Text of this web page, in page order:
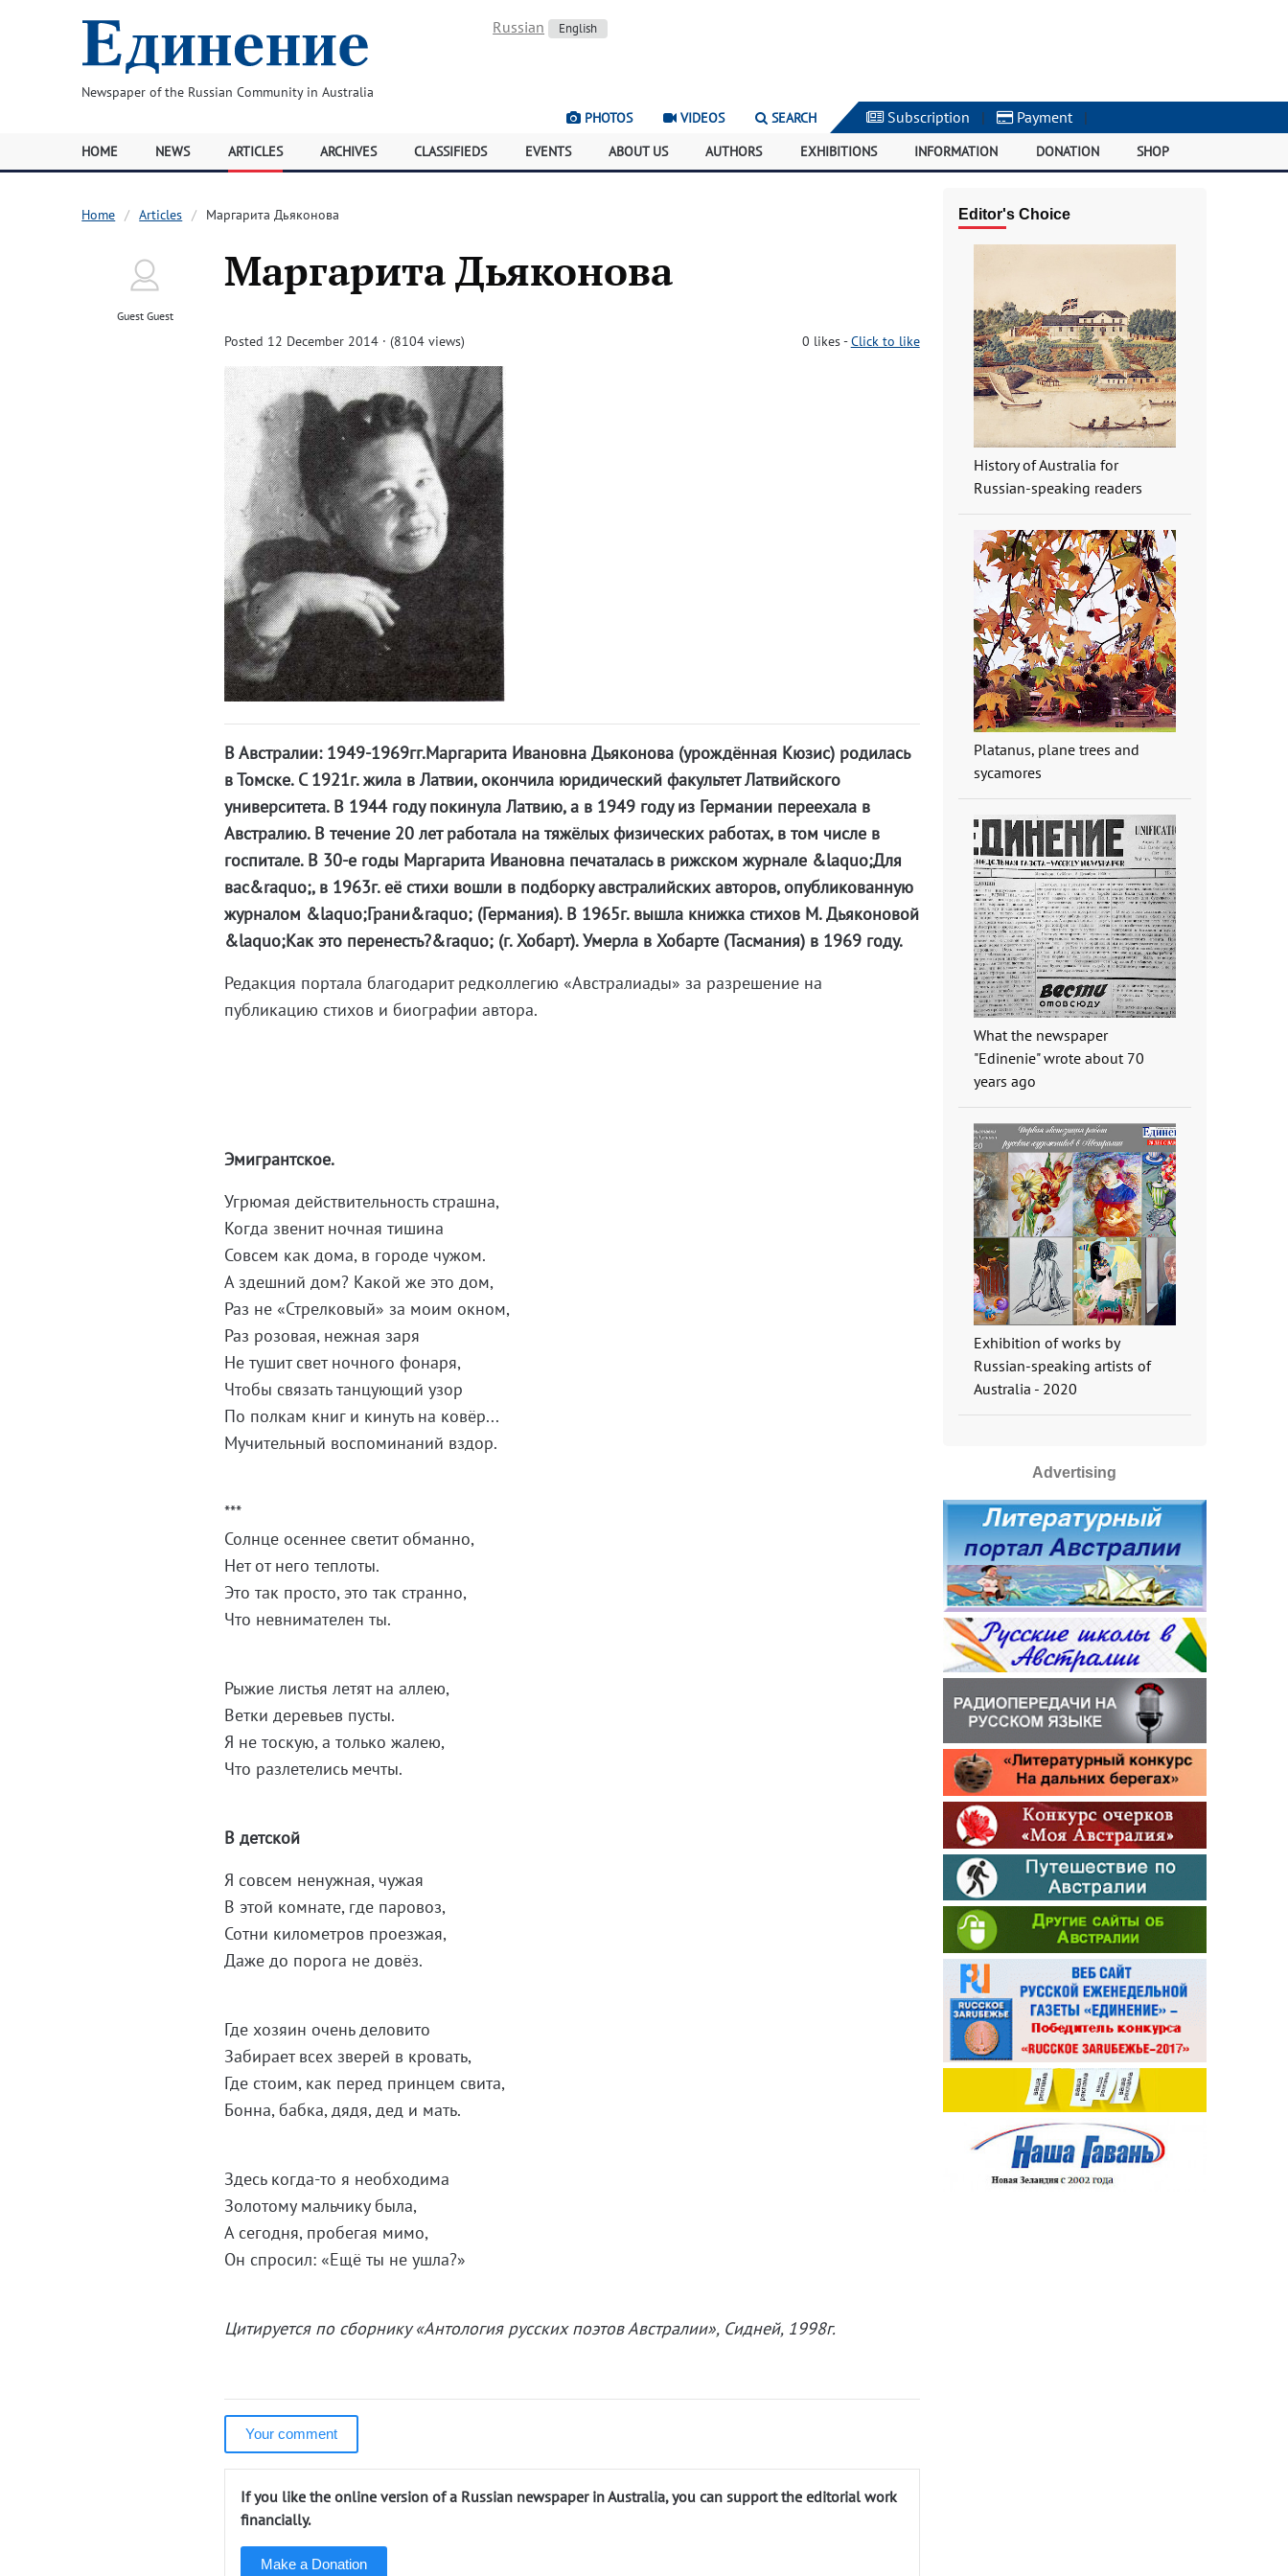
Newspaper of the Russian Community in Australia
Russian English
PHOTOS VIDEOS SEARCH Subscription | Payment |
HOME NEWS ARTICLES ARCHIVES CLASSIFIEDS EVENTS ABOUT US AUTHORS EXHIBITIONS INFORMATION DONATION SHOP
Home Articles Маргарита Дьяконова
Guest Guest
Маргарита Дьяконова
Posted 12 December 2014 · (8104 views) 0 likes-Click to like
В Австралии: 1949-1969гг.Маргарита Ивановна Дьяконова (урождённая Кюзис) родилась
в Томске. С 1921г. жила в Латвии, окончила юридический факультет Латвийского
университета. В 1944 году покинула Латвию, а в 1949 году из Германии переехала в
Австралию. В течение 20 лет работала на тяжёлых физических работах, в том числе в
госпитале. В 30-е годы Маргарита Ивановна печаталась в рижском журнале &laquo;Для
вас&raquo;, в 1963г. её стихи вошли в подборку австралийских авторов, опубликованную
журналом &laquo;Грани&raquo; (Германия). В 1965г. вышла книжка стихов М. Дьяконовой
&laquo;Как это перенесть?&raquo; (г. Хобарт). Умерла в Хобарте (Тасмания) в 1969 году.
Редакция портала благодарит редколлегию «Австралиады» за разрешение на
публикацию стихов и биографии автора.
Эмигрантское.
Угрюмая действительность страшна,
Когда звенит ночная тишина
Совсем как дома, в городе чужом.
А здешний дом? Какой же это дом,
Раз не «Стрелковый» за моим окном,
Раз розовая, нежная заря
Не тушит свет ночного фонаря,
Чтобы связать танцующий узор
По полкам книг и кинуть на ковёр...
Мучительный воспоминаний вздор.
***
Солнце осеннее светит обманно,
Нет от него теплоты.
Это так просто, это так странно,
Что невнимателен ты.
Рыжие листья летят на аллею,
Ветки деревьев пусты.
Я не тоскую, а только жалею,
Что разлетелись мечты.
В детской
Я совсем ненужная, чужая
В этой комнате, где паровоз,
Сотни километров проезжая,
Даже до порога не довёз.
Где хозяин очень деловито
Забирает всех зверей в кровать,
Где стоим, как перед принцем свита,
Бонна, бабка, дядя, дед и мать.
Здесь когда-то я необходима
Золотому мальчику была,
А сегодня, пробегая мимо,
Он спросил: «Ещё ты не ушла?»
Цитируется по сборнику «Антология русских поэтов Австралии», Сидней, 1998г.
Your comment
If you like the online version of a Russian newspaper in Australia, you can support the editorial work
financially.
Make a Donation
Editor's Choice
History of Australia for
Russian-speaking readers
Platanus, plane trees and
sycamores
What the newspaper
"Edinenie" wrote about 70
years ago
Exhibition of works by
Russian-speaking artists of
Australia - 2020
Advertising